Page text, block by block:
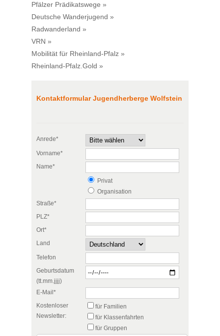
Pfälzer Prädikatswege »
Deutsche Wanderjugend »
Radwanderland »
VRN »
Mobilität für Rheinland-Pfalz »
Rheinland-Pfalz.Gold »
Kontaktformular Jugendherberge Wolfstein
Anrede*
Vorname*
Name*
Privat
Organisation
Straße*
PLZ*
Ort*
Land
Telefon
Geburtsdatum
(tt.mm.jjjj)
E-Mail*
Kostenloser
Newsletter:
für Familien
für Klassenfahrten
für Gruppen